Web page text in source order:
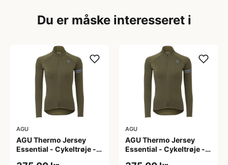
Du er måske interesseret i
AGU
AGU Thermo Jersey
Essential - Cykeltrøje -
AGU
AGU Thermo Jersey
Essential - Cykeltrøje -